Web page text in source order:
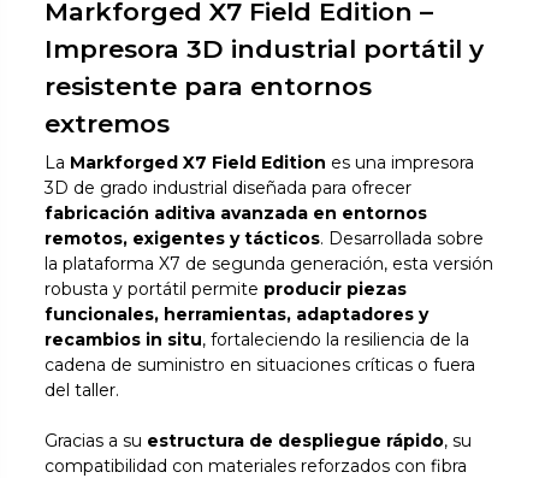
Markforged X7 Field Edition –
Impresora 3D industrial portátil y
resistente para entornos
extremos
La Markforged X7 Field Edition es una impresora
3D de grado industrial diseñada para ofrecer
fabricación aditiva avanzada en entornos
remotos, exigentes y tácticos. Desarrollada sobre
la plataforma X7 de segunda generación, esta versión
robusta y portátil permite producir piezas
funcionales, herramientas, adaptadores y
recambios in situ, fortaleciendo la resiliencia de la
cadena de suministro en situaciones críticas o fuera
del taller.
Gracias a su estructura de despliegue rápido, su
compatibilidad con materiales reforzados con fibra